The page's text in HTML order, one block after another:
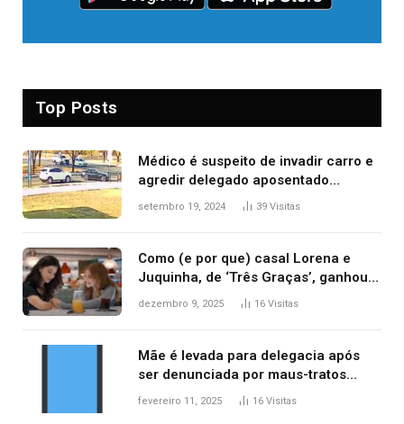
Top Posts
Médico é suspeito de invadir carro e
agredir delegado aposentado
durante confusão no trânsito
setembro 19, 2024 39 Visitas
Como (e por que) casal Lorena e
Juquinha, de ‘Três Graças’, ganhou
repercussão internacional
dezembro 9, 2025 16 Visitas
Mãe é levada para delegacia após
ser denunciada por maus-tratos
contra dois filhos, diz polícia
fevereiro 11, 2025 16 Visitas